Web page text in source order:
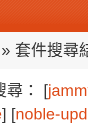
» 套件搜尋
尋： [
] [noble-